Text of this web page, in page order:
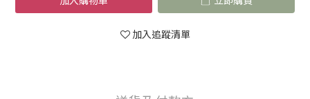
加入追蹤清單